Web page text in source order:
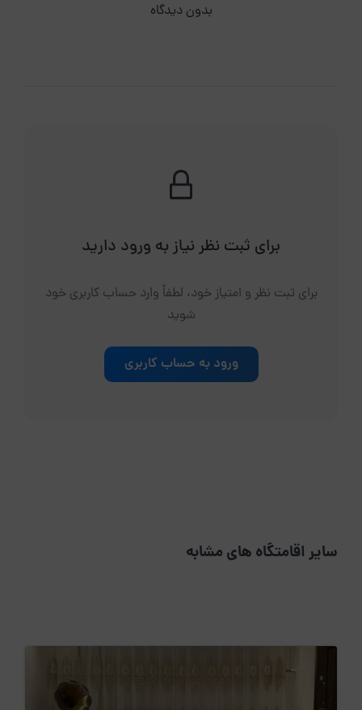
بدون دیدگاه
برای ثبت نظر نیاز به ورود دارید
برای ثبت نظر و امتیاز خود، لطفاً وارد حساب کاربری خود
شوید
ورود به حساب کاربری
سایر اقامتگاه های مشابه